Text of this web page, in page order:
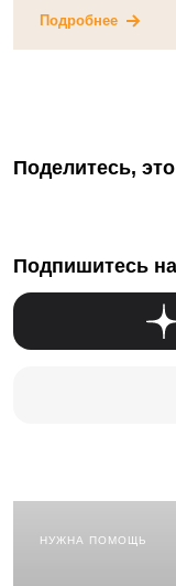
Подробнее
Поделитесь,
Подпишитесь
НУЖНА ПОМОЩЬ